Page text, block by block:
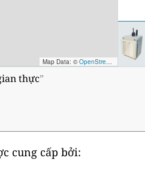
Map Data: © OpenStreetMap contributors
thực”
cung cấp bởi: